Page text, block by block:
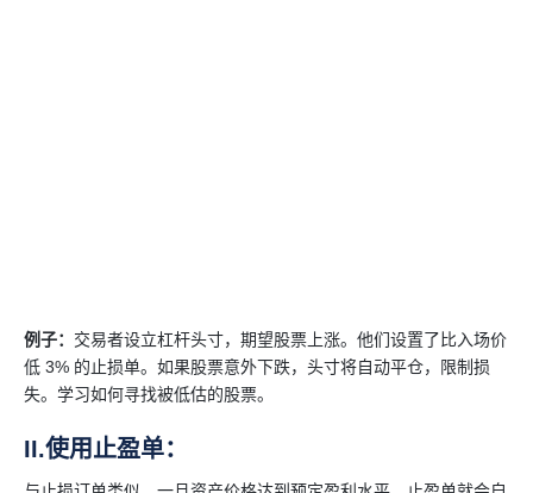
例子： 交易者设立杠杆头寸，期望股票上涨。他们设置了比入场价
低 3% 的止损单。如果股票意外下跌，头寸将自动平仓，限制损
失。学习如何寻找被低估的股票。
II.使用止盈单：